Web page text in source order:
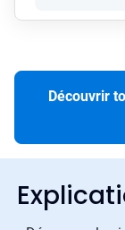
Découvrir